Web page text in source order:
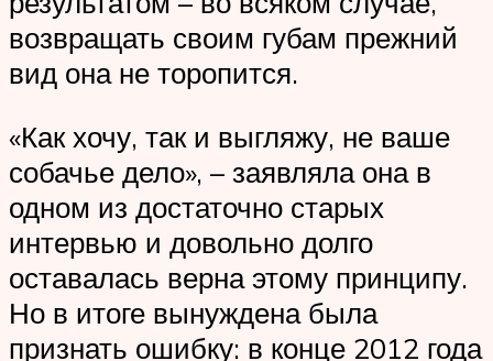
возвращать своим губам прежний
вид она не торопится.
«Как хочу, так и выгляжу, не ваше
собачье дело», – заявляла она в
одном из достаточно старых
интервью и довольно долго
оставалась верна этому принципу.
Но в итоге вынуждена была
признать ошибку: в конце 2012 года